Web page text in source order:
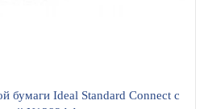
бумаги Ideal Standard Connect с